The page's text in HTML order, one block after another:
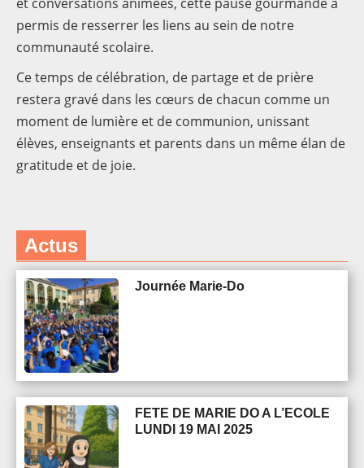
permis de resserrer les liens au sein de notre
communauté scolaire.
Ce temps de célébration, de partage et de prière
restera gravé dans les cœurs de chacun comme un
moment de lumière et de communion, unissant
élèves, enseignants et parents dans un même élan de
gratitude et de joie.
Actus
Journée Marie-Do
FETE DE MARIE DO A L’ECOLE
LUNDI 19 MAI 2025